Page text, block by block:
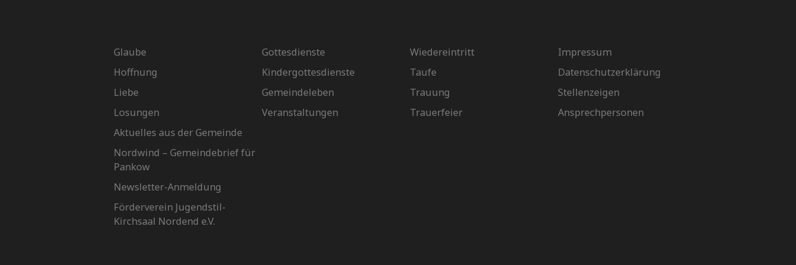
Glaube
Hoffnung
Liebe
Losungen
Aktuelles aus der Gemeinde
Nordwind – Gemeindebrief für
Pankow
Newsletter-Anmeldung
Förderverein Jugendstil-
Kirchsaal Nordend e.V.
Gottesdienste
Kindergottesdienste
Gemeindeleben
Veranstaltungen
Wiedereintritt
Taufe
Trauung
Trauerfeier
Impressum
Datenschutzerklärung
Stellenzeigen
Ansprechpersonen